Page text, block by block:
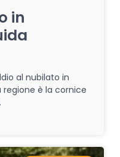
in
al nubilato in
è la cornice